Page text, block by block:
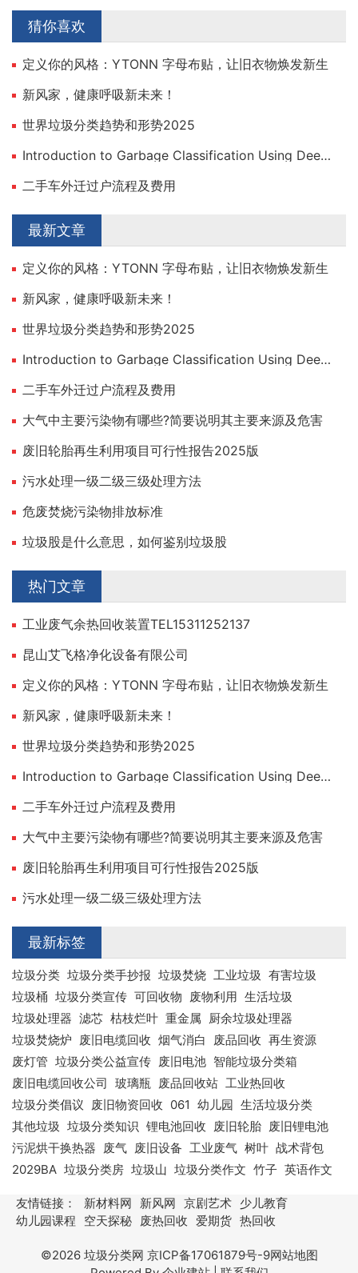
猜你喜欢
定义你的风格：YTONN 字母布贴，让旧衣物焕发新生
新风家，健康呼吸新未来！
世界垃圾分类趋势和形势2025
Introduction to Garbage Classification Using Deep Learning
二手车外迁过户流程及费用
最新文章
定义你的风格：YTONN 字母布贴，让旧衣物焕发新生
新风家，健康呼吸新未来！
世界垃圾分类趋势和形势2025
Introduction to Garbage Classification Using Deep Learning
二手车外迁过户流程及费用
大气中主要污染物有哪些?简要说明其主要来源及危害
废旧轮胎再生利用项目可行性报告2025版
污水处理一级二级三级处理方法
危废焚烧污染物排放标准
垃圾股是什么意思，如何鉴别垃圾股
热门文章
工业废气余热回收装置TEL15311252137
昆山艾飞格净化设备有限公司
定义你的风格：YTONN 字母布贴，让旧衣物焕发新生
新风家，健康呼吸新未来！
世界垃圾分类趋势和形势2025
Introduction to Garbage Classification Using Deep Learning
二手车外迁过户流程及费用
大气中主要污染物有哪些?简要说明其主要来源及危害
废旧轮胎再生利用项目可行性报告2025版
污水处理一级二级三级处理方法
最新标签
垃圾分类 垃圾分类手抄报 垃圾焚烧 工业垃圾 有害垃圾
垃圾桶 垃圾分类宣传 可回收物 废物利用 生活垃圾
垃圾处理器 滤芯 枯枝烂叶 重金属 厨余垃圾处理器
垃圾焚烧炉 废旧电缆回收 烟气消白 废品回收 再生资源
废灯管 垃圾分类公益宣传 废旧电池 智能垃圾分类箱
废旧电缆回收公司 玻璃瓶 废品回收站 工业热回收
垃圾分类倡议 废旧物资回收 061 幼儿园 生活垃圾分类
其他垃圾 垃圾分类知识 锂电池回收 废旧轮胎 废旧锂电池
污泥烘干换热器 废气 废旧设备 工业废气 树叶 战术背包
2029BA 垃圾分类房 垃圾山 垃圾分类作文 竹子 英语作文
友情链接： 新材料网 新风网 京剧艺术 少儿教育
幼儿园课程
空天探秘 废热回收 爱期货 热回收
©2026 垃圾分类网 京ICP备17061879号-9网站地图